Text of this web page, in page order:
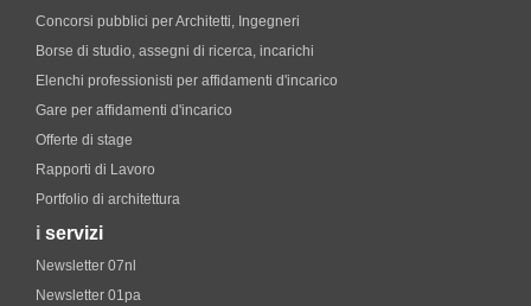
Concorsi pubblici per Architetti, Ingegneri
Borse di studio, assegni di ricerca, incarichi
Elenchi professionisti per affidamenti d'incarico
Gare per affidamenti d'incarico
Offerte di stage
Rapporti di Lavoro
Portfolio di architettura
i servizi
Newsletter 07nl
Newsletter 01pa